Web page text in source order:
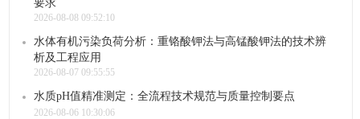
要求
2026-08-08 09:52:10
水体有机污染负荷分析：重铬酸钾法与高锰酸钾法的技术辨
析及工程应用
2026-08-07 09:55:55
水质pH值精准测定：全流程技术规范与质量控制要点
2026-08-06 10:30:06